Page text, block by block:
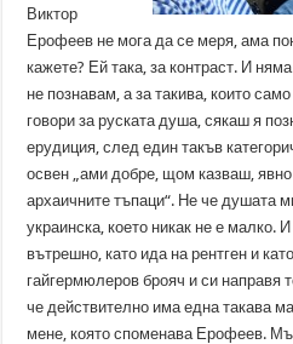
Виктор
Ерофеев не мога да се меря, ама
кажете? Ей така, за контраст. И
не познавам, а за такива, които
говори за руската душа, сякаш я
ерудиция, след един такъв
освен „ами добре, щом казваш,
архаичните тъпаци“. Не че душата
украинска, което никак не е малко.
вътрешно, като ида на рентген и
гайгермюлеров брояч и си направя
че действително има една такава
мене, която споменава Ерофеев.